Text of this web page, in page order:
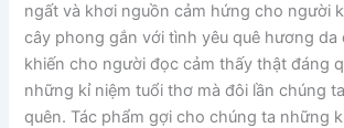
ngất và khơi nguồn cảm hứng cho người
cây phong gắn với tình yêu quê hương da
khiến cho người đọc cảm thấy thật đáng
những kỉ niệm tuổi thơ mà đôi lần chúng
quên. Tác phẩm gợi cho chúng ta những